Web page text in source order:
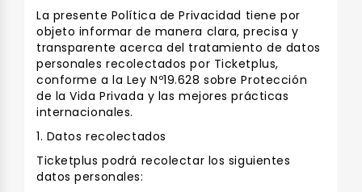
La presente Política de Privacidad tiene por
objeto informar de manera clara, precisa y
transparente acerca del tratamiento de datos
personales recolectados por Ticketplus,
conforme a la Ley Nº19.628 sobre Protección
de la Vida Privada y las mejores prácticas
internacionales.
1. Datos recolectados
Ticketplus podrá recolectar los siguientes
datos personales: